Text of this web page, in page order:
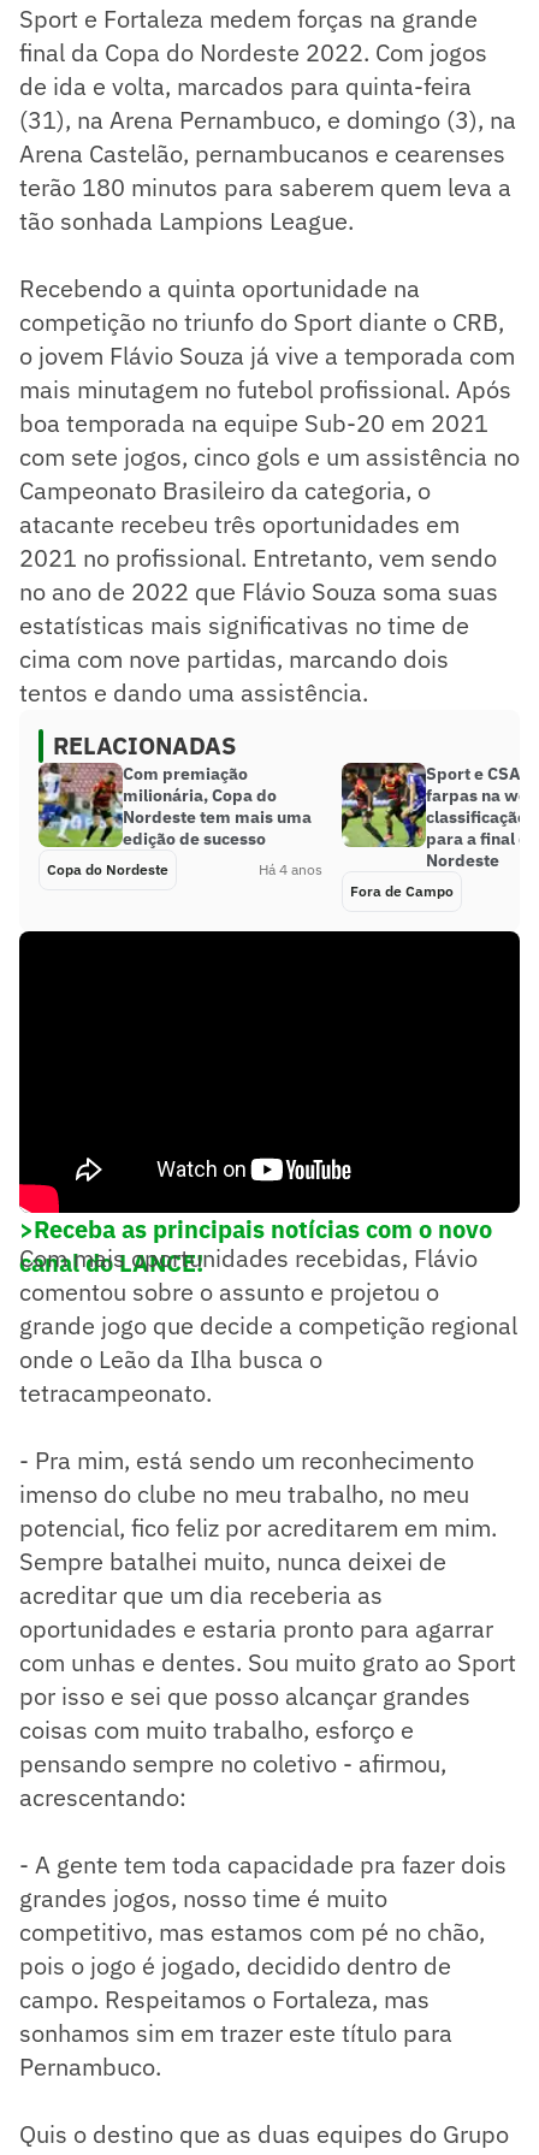
Sport e Fortaleza medem forças na grande
final da Copa do Nordeste 2022. Com jogos
de ida e volta, marcados para quinta-feira
(31), na Arena Pernambuco, e domingo (3), na
Arena Castelão, pernambucanos e cearenses
terão 180 minutos para saberem quem leva a
tão sonhada Lampions League.
Recebendo a quinta oportunidade na
competição no triunfo do Sport diante o CRB,
o jovem Flávio Souza já vive a temporada com
mais minutagem no futebol profissional. Após
boa temporada na equipe Sub-20 em 2021
com sete jogos, cinco gols e um assistência no
Campeonato Brasileiro da categoria, o
atacante recebeu três oportunidades em
2021 no profissional. Entretanto, vem sendo
no ano de 2022 que Flávio Souza soma suas
estatísticas mais significativas no time de
cima com nove partidas, marcando dois
tentos e dando uma assistência.
RELACIONADAS
Com premiação
milionária, Copa do
Nordeste tem mais uma
edição de sucesso
Copa do Nordeste Há 4 anos
Sport e CSA
farpas na
classificação
para a final
Nordeste
Fora de Campo
>Receba as principais notícias com o novo
canal do LANCE!
Com mais oportunidades recebidas, Flávio
comentou sobre o assunto e projetou o
grande jogo que decide a competição regional
onde o Leão da Ilha busca o
tetracampeonato.
- Pra mim, está sendo um reconhecimento
imenso do clube no meu trabalho, no meu
potencial, fico feliz por acreditarem em mim.
Sempre batalhei muito, nunca deixei de
acreditar que um dia receberia as
oportunidades e estaria pronto para agarrar
com unhas e dentes. Sou muito grato ao Sport
por isso e sei que posso alcançar grandes
coisas com muito trabalho, esforço e
pensando sempre no coletivo - afirmou,
acrescentando:
- A gente tem toda capacidade pra fazer dois
grandes jogos, nosso time é muito
competitivo, mas estamos com pé no chão,
pois o jogo é jogado, decidido dentro de
campo. Respeitamos o Fortaleza, mas
sonhamos sim em trazer este título para
Pernambuco.
Quis o destino que as duas equipes do Grupo